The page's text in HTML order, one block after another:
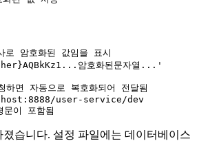
암호화된 값임을 표시
암호화된문자열...'
면 자동으로 복호화되어 전달됨
user-service/dev
이 포함됨
습니다. 설정 파일에는 데이터베이스